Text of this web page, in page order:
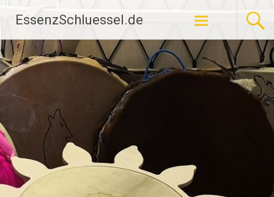
Inhalt
springen
EssenzSchluessel.de